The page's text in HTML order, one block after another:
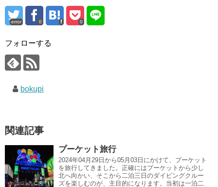
error 0 0
フォローする
bokupi
関連記事
プーケット旅行
2024年04月29日から05月03日にかけて、プーケット
を旅行してきました。正確にはプーケットから少し
北へ向かい、そこから二泊三日のダイビングクルー
ズを楽しむのが、主目的になります。当初は一泊二